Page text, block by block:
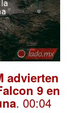
advierten
9 en
. 00:04